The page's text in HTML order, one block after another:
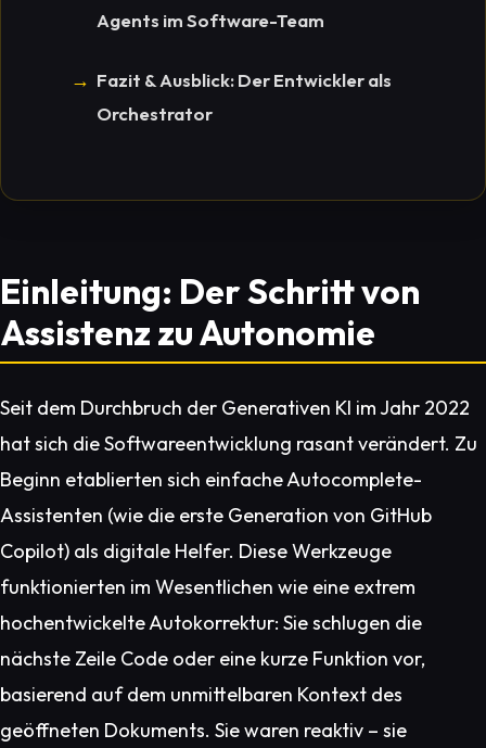
Agents im Software-Team
Fazit & Ausblick: Der Entwickler als
Orchestrator
Einleitung: Der Schritt von
Assistenz zu Autonomie
Seit dem Durchbruch der Generativen KI im Jahr 2022
hat sich die Softwareentwicklung rasant verändert. Zu
Beginn etablierten sich einfache Autocomplete-
Assistenten (wie die erste Generation von GitHub
Copilot) als digitale Helfer. Diese Werkzeuge
funktionierten im Wesentlichen wie eine extrem
hochentwickelte Autokorrektur: Sie schlugen die
nächste Zeile Code oder eine kurze Funktion vor,
basierend auf dem unmittelbaren Kontext des
geöffneten Dokuments. Sie waren reaktiv – sie